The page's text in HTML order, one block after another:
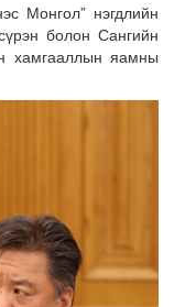
Монгол” нэгдлийн
болон Сангийн
хамгааллын яамны